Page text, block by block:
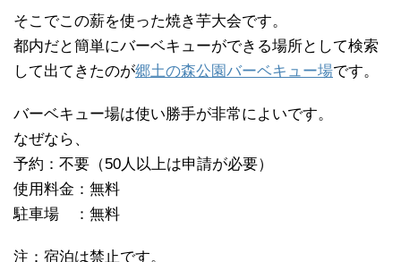
そこでこの薪を使った焼き芋大会です。
都内だと簡単にバーベキューができる場所として検索
して出てきたのが郷土の森公園バーベキュー場です。
バーベキュー場は使い勝手が非常によいです。
なぜなら、
予約：不要（50人以上は申請が必要）
使用料金：無料
駐車場 ：無料
注：宿泊は禁止です。